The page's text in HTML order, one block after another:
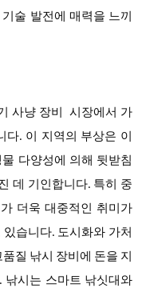
술 발전에 매력을 느끼
사냥 장비 시장에서 가
다. 이 지역의 부상은 이
다양성에 의해 뒷받침
데 기인합니다. 특히 중
더욱 대중적인 취미가
습니다. 도시화와 가처
질 낚시 장비에 돈을 지
낚시는 스마트 낚싯대와